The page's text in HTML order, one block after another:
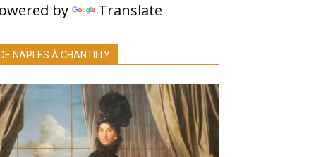
by Translate
NAPLES À CHANTILLY